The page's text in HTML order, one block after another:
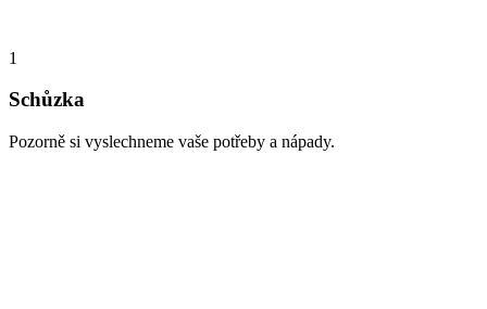
1
Schůzka
Pozorně si vyslechneme vaše potřeby a nápady.